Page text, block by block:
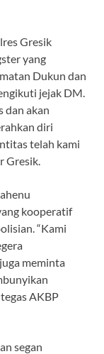
Gresik
yang
Dukun dan
jejak DM.
dan akan
diri
telah kami
Gresik.
kooperatif
“Kami
meminta
AKBP
segan